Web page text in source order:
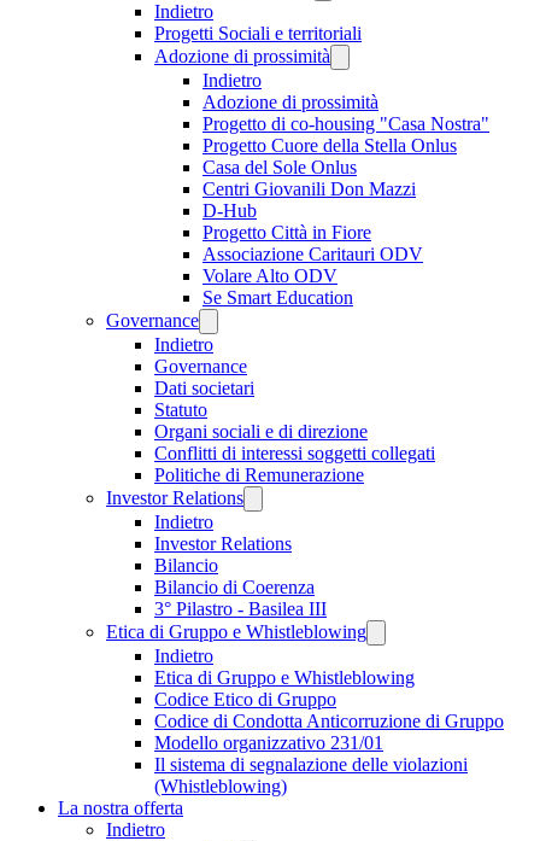
Indietro
Progetti Sociali e territoriali
Adozione di prossimità
Indietro
Adozione di prossimità
Progetto di co-housing "Casa Nostra"
Progetto Cuore della Stella Onlus
Casa del Sole Onlus
Centri Giovanili Don Mazzi
D-Hub
Progetto Città in Fiore
Associazione Caritauri ODV
Volare Alto ODV
Se Smart Education
Governance
Indietro
Governance
Dati societari
Statuto
Organi sociali e di direzione
Conflitti di interessi soggetti collegati
Politiche di Remunerazione
Investor Relations
Indietro
Investor Relations
Bilancio
Bilancio di Coerenza
3° Pilastro - Basilea III
Etica di Gruppo e Whistleblowing
Indietro
Etica di Gruppo e Whistleblowing
Codice Etico di Gruppo
Codice di Condotta Anticorruzione di Gruppo
Modello organizzativo 231/01
Il sistema di segnalazione delle violazioni
(Whistleblowing)
La nostra offerta
Indietro